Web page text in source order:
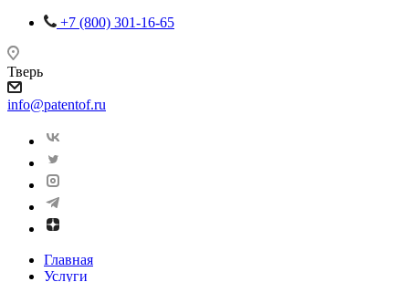
+7 (800) 301-16-65
Тверь
info@patentof.ru
Главная
Услуги